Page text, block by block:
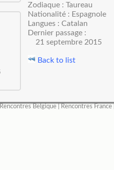
Zodiaque : Taureau
Nationalité : Espagnole
Langues : Catalan
Dernier passage :
21 septembre 2015
Back to list
Rencontres Belgique| Rencontres France|